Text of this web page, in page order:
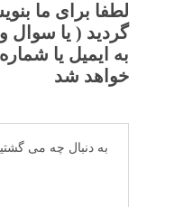
لطفا برای ما
گردید ( یا سوال
به ایمیل یا
خواهد شد